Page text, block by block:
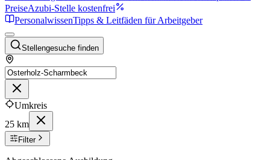
PreiseAzubi-Stelle kostenfrei
PersonalwissenTipps & Leitfäden für Arbeitgeber
Stellengesuche finden
Umkreis
25 km
Filter